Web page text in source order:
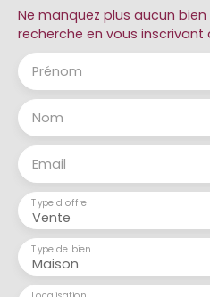
Ne manquez plus aucun
recherche en vous inscrivant
Prénom
Nom
Email
Vente
Type d'offre
Maison
Type de bien